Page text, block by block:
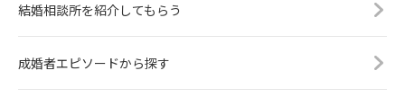
結婚相談所を紹介してもらう
成婚者エピソードから探す